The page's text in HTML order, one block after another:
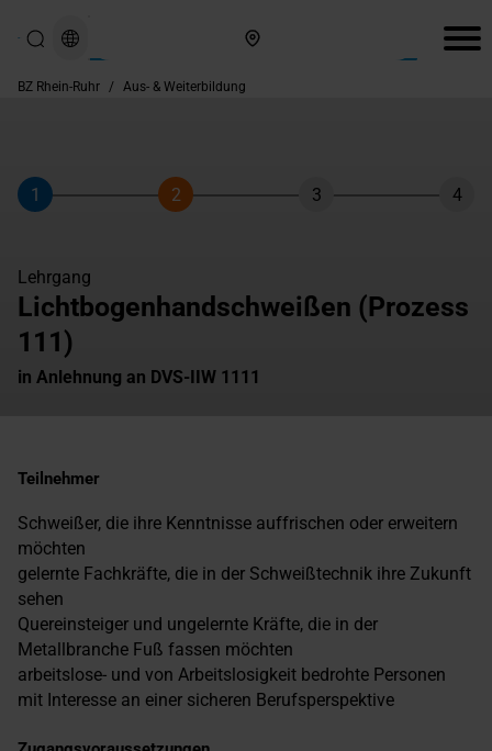
BZ Rhein-Ruhr / Aus- & Weiterbildung
Schritt
1
Schritt
2
Schritt
3 4
Lehrgang
Lichtbogenhandschweißen (Prozess
111)
in Anlehnung an DVS-IIW 1111
Teilnehmer
Schweißer, die ihre Kenntnisse auffrischen oder erweitern
möchten
gelernte Fachkräfte, die in der Schweißtechnik ihre Zukunft
sehen
Quereinsteiger und ungelernte Kräfte, die in der
Metallbranche Fuß fassen möchten
arbeitslose- und von Arbeitslosigkeit bedrohte Personen
mit Interesse an einer sicheren Berufsperspektive